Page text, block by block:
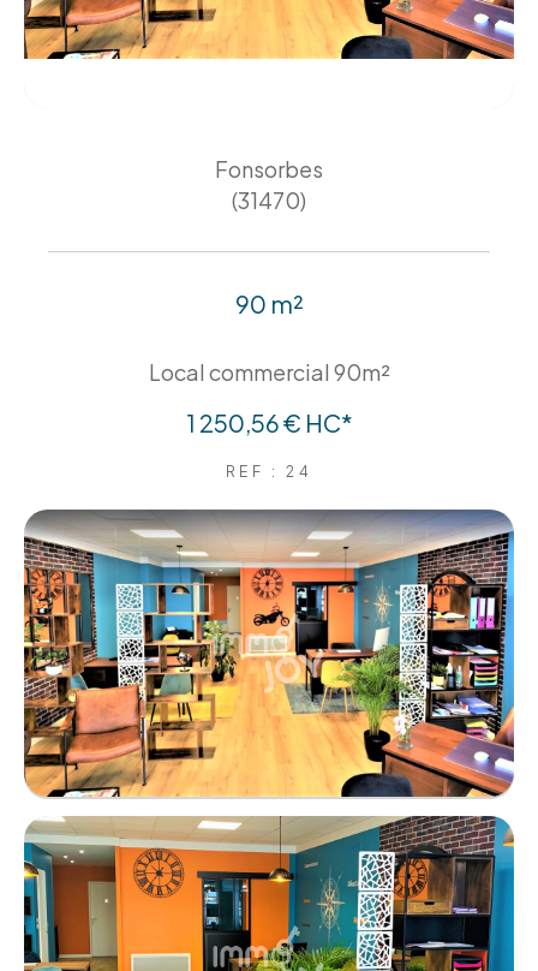
Fonsorbes
(31470)
90 m²
Local commercial 90m²
1 250,56 € HC*
REF : 24